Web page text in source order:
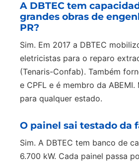
A DBTEC tem
grandes obras de
PR?
Sim. Em 2017 a DBTEC
eletricistas para o reparo
(Tenaris-Confab). Também
e CPFL e é membro da
para qualquer estado.
O painel sai testado da
Sim. A DBTEC tem banco de
6.700 kW. Cada painel passa